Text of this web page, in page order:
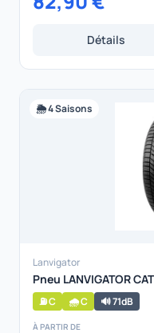
Détails
🌦️ 4 Saisons
Lanvigator
Pneu LANVIGATOR
⛽ C 🌧️ C 🔊 71dB
À PARTIR DE